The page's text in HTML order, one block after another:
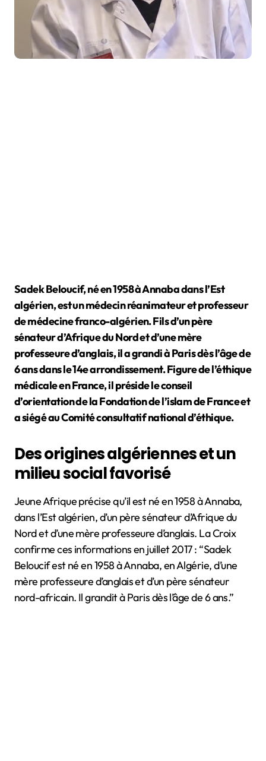
Sadek Beloucif, né en 1958 à Annaba dans l’Est
algérien, est un médecin réanimateur et professeur
de médecine franco-algérien. Fils d’un père
sénateur d’Afrique du Nord et d’une mère
professeure d’anglais, il a grandi à Paris dès l’âge de
6 ans dans le 14e arrondissement. Figure de l’éthique
médicale en France, il préside le conseil
d’orientation de la Fondation de l’islam de France et
a siégé au Comité consultatif national d’éthique.
Des origines algériennes et un
milieu social favorisé
Jeune Afrique précise qu’il est né en 1958 à Annaba,
dans l’Est algérien, d’un père sénateur d’Afrique du
Nord et d’une mère professeure d’anglais. La Croix
confirme ces informations en juillet 2017 : “Sadek
Beloucif est né en 1958 à Annaba, en Algérie, d’une
mère professeure d’anglais et d’un père sénateur
nord-africain. Il grandit à Paris dès l’âge de 6 ans.”